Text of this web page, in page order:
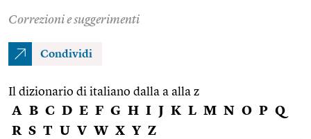
Correzioni e suggerimenti
Condividi
Il dizionario di italiano dalla a alla z
A B C D E F G H I J K L M N O P Q
R S T U V W X Y Z